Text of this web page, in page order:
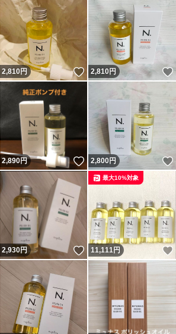
いいね！
2,810円 いいね！
2,810円
いいね！
2,890円 いいね！
2,800円
いいね！
2,930円 いいね！
11,111円
最大10%対象